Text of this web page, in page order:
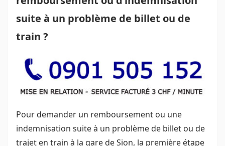
suite à un problème de billet ou de
train ?
Pour demander un remboursement ou une
indemnisation suite à un problème de billet ou de
trajet en train à la gare de Sion, la première étape